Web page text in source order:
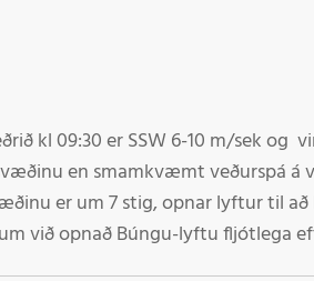
kl 09:30 er SSW 6-10 m/sek og
en smamkvæmt veðurspá á
er um 7 stig, opnar lyftur til að
við opnað Búngu-lyftu fljótlega